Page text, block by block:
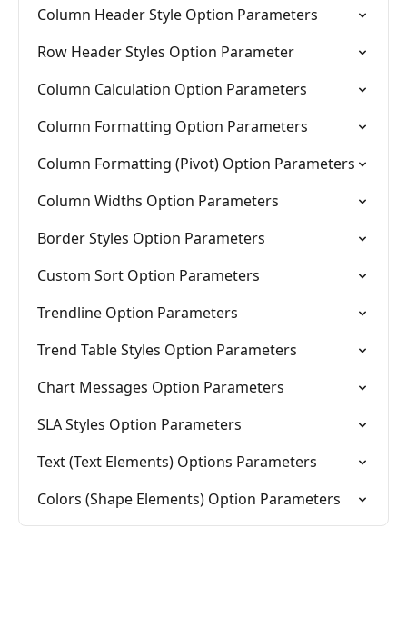
Column Header Style Option Parameters
Row Header Styles Option Parameter
Column Calculation Option Parameters
Column Formatting Option Parameters
Column Formatting (Pivot) Option Parameters
Column Widths Option Parameters
Border Styles Option Parameters
Custom Sort Option Parameters
Trendline Option Parameters
Trend Table Styles Option Parameters
Chart Messages Option Parameters
SLA Styles Option Parameters
Text (Text Elements) Options Parameters
Colors (Shape Elements) Option Parameters